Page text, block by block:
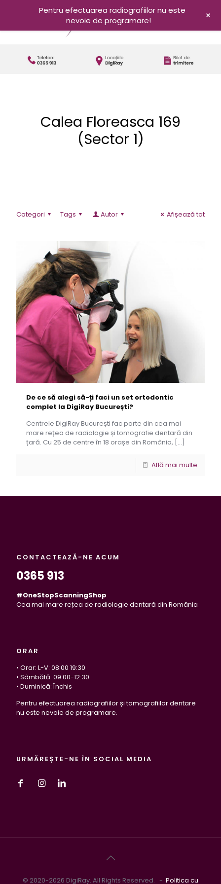
Calea Floreasca 169
(Sector 1)
Categori Tags Autor Afișează tot
De ce să alegi să-ți faci un set ortodontic
complet la DigiRay București?
Centrele DigiRay București fac parte din cea mai
mare rețea de radiologie și tomografie dentară din
țară. Cu 25 de centre în 18 orașe din România, […]
Află mai multe
CONTACTEAZĂ-NE ACUM
0365 913
#OneStopScanningShop
Cea mai mare rețea de radiologie dentară din România
ORAR
• Orar: L-V: 08:00 19:30
• Sâmbătă: 09:00-12:30
• Duminică: Închis
Pentru efectuarea radiografiilor și tomografiilor dentare
nu este nevoie de programare.
URMĂREȘTE-NE ÎN SOCIAL MEDIA
© 2020-2026 DigiRay. All Rights Reserved. - Politica cu
Pentru efectuarea radiografiilor nu este
nevoie de programare!
+